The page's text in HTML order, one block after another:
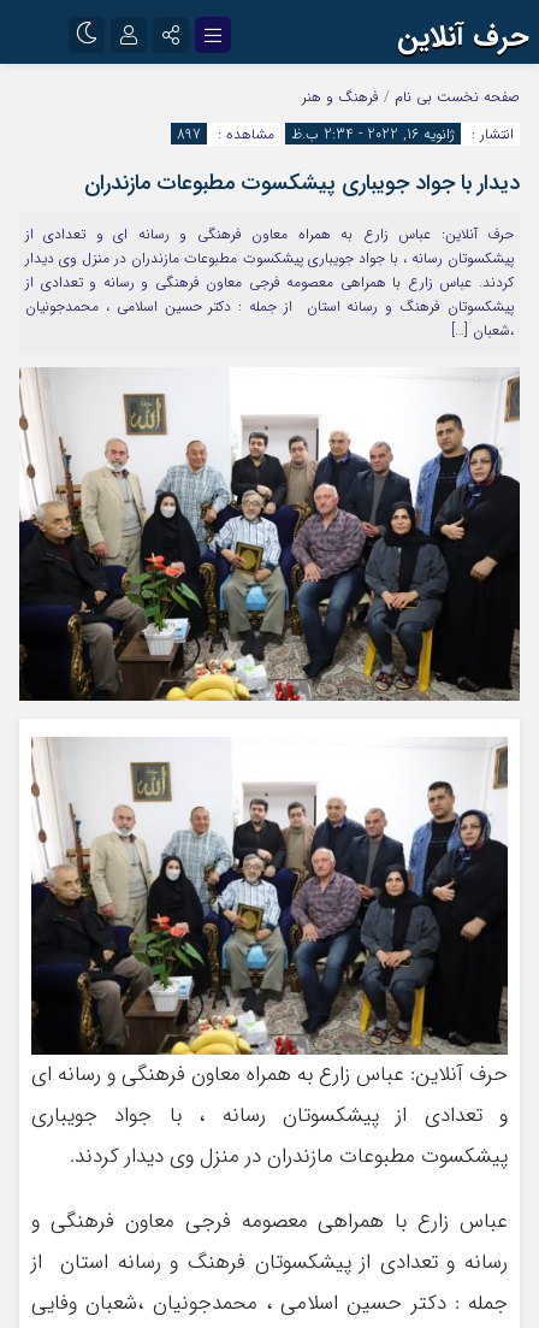
حرف آنلاین
اینستاگرام
آپارات
رمز عبور
مرا به خاطر بسپار
صفحه نخست بی نام / فرهنگ و هنر
انتشار :
ژانویه 16, 2022 - 2:34 ب.ظ مشاهده : 897
دیدار با جواد جویباری پیشکسوت مطبوعات مازندران
حرف آنلاین: عباس زارع به همراه معاون فرهنگی و رسانه ای و تعدادی از
پیشکسوتان رسانه ، با جواد جویباری پیشکسوت مطبوعات مازندران در منزل وی دیدار
کردند. عباس زارع با همراهی معصومه فرجی معاون فرهنگی و رسانه و تعدادی از
پیشکسوتان فرهنگ و رسانه استان از جمله : دکتر حسین اسلامی ، محمدجونیان
،شعبان […]
حرف آنلاین: عباس زارع به همراه معاون فرهنگی و رسانه ای
و تعدادی از پیشکسوتان رسانه ، با جواد جویباری
پیشکسوت مطبوعات مازندران در منزل وی دیدار کردند.
عباس زارع با همراهی معصومه فرجی معاون فرهنگی و
رسانه و تعدادی از پیشکسوتان فرهنگ و رسانه استان از
جمله : دکتر حسین اسلامی ، محمدجونیان ،شعبان وفایی